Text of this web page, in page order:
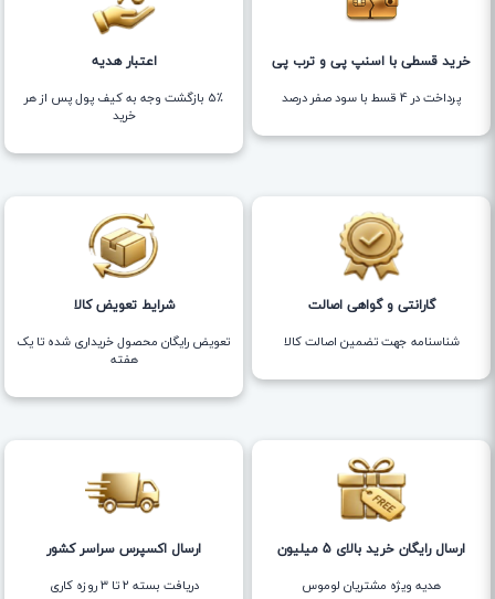
خرید قسطی با اسنپ پی و ترب پی
پرداخت در 4 قسط با سود صفر درصد
اعتبار هدیه
5٪ بازگشت وجه به کیف پول پس از هر
خرید
گارانتی و گواهی اصالت
شناسنامه جهت تضمین اصالت کالا
شرایط تعویض کالا
تعویض رایگان محصول خریداری شده تا یک
هفته
ارسال رایگان خرید بالای 5 میلیون
هدیه ویژه مشتریان لوموس
ارسال اکسپرس سراسر کشور
دریافت بسته ۲ تا ۳ روزه کاری